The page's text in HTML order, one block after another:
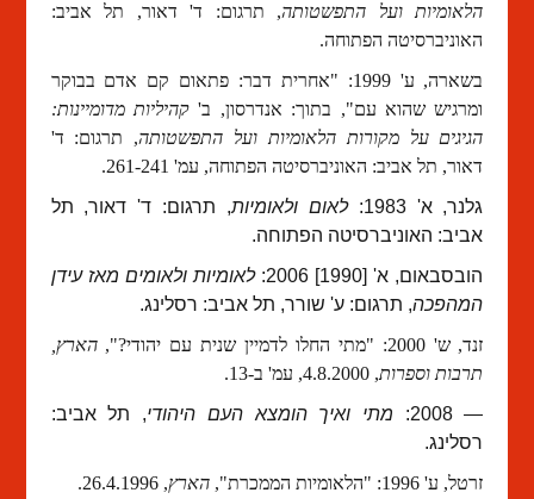
הלאומיות ועל התפשטותה, תרגום: ד' דאור, תל אביב:
האוניברסיטה הפתוחה.
בשארה, ע' 1999: "אחרית דבר: פתאום קם אדם בבוקר
ומרגיש שהוא עם", בתוך: אנדרסון, ב'קהיליות מדומיינות:
הגיגים על מקורות הלאומיות ועל התפשטותה, תרגום: ד'
דאור, תל אביב: האוניברסיטה הפתוחה, עמ' 261-241.
גלנר, א' 1983:
לאום ולאומיות, תרגום: ד' דאור, תל
אביב: האוניברסיטה הפתוחה.
הובסבאום, א' [1990] 2006:
לאומיות ולאומים מאז עידן
המהפכה, תרגום: ע' שורר, תל אביב: רסלינג.
זנד, ש' 2000: "מתי החלו לדמיין שנית עם יהודי?",
הארץ,
תרבות וספרות, 4.8.2000, עמ' ב-13.
— 2008:
מתי ואיך הומצא העם היהודי, תל אביב:
רסלינג.
זרטל, ע' 1996: "הלאומיות הממכרת",
הארץ, 26.4.1996.